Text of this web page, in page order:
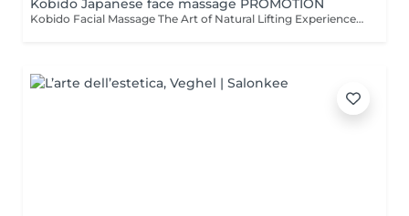
Kobido Japanese face massage PROMOTION
Kobido Facial Massage The Art of Natural Lifting Experience the ancient Japanese art of Kobido, a unique facial massage known as a natural alternative to a facelift. This highly refined technique combines deep, rhythmic, and lifting movements to stimulate circulation, activate collagen production, and restore the skin's natural vitality. Your treatment begins with gentle makeup removal and cleansing to prepare the skin. The Kobido massage then works deeply on the facial muscles, releasing tension, improving elasticity, and enhancing your natural glow. To complete the ritual, a nourishing mask is applied, followed by a carefully selected serum and finishing cream, leaving your skin hydrated, smooth, and visibly rejuvenated. This luxurious treatment not only improves skin tone and reduces fine lines but also provides profound relaxation for both face and mind. Benefits: Natural lifting and firming effect Improved circulation and radiant glow Reduction of fine lines and wrinkles Deep relaxation and stress relief Intensely nourished and hydrated skin Reveal a fresher, more youthful appearancenaturally.